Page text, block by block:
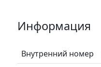
Информация
Внутренний номер